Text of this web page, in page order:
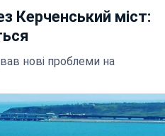
Керченський міст:
нові проблеми на